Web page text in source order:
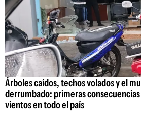
Árboles caídos, techos volados y el
derrumbado: primeras
vientos en todo el país